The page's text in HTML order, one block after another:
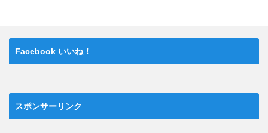
Facebook いいね！
スポンサーリンク